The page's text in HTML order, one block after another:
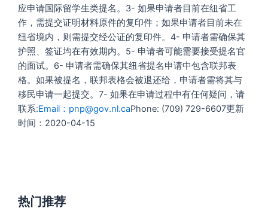
应申请国际留学生类提名。3- 如果申请者目前在纽省工
作，需提交证明材料原件的复印件；如果申请者目前未在
纽省境内，则需提交经公证的复印件。4- 申请者需确保其
护照、签证均在有效期内。5- 申请者可能需要接受提名官
的面试。6- 申请者需确保其纽省提名申请中包含联邦表
格。如果被提名，联邦表格会被退还给，申请者需将其与
移民申请一起提交。7- 如果在申请过程中有任何疑问，请
联系:Email：pnp@gov.nl.caPhone: (709) 729-6607更新
时间：2020-04-15
热门推荐